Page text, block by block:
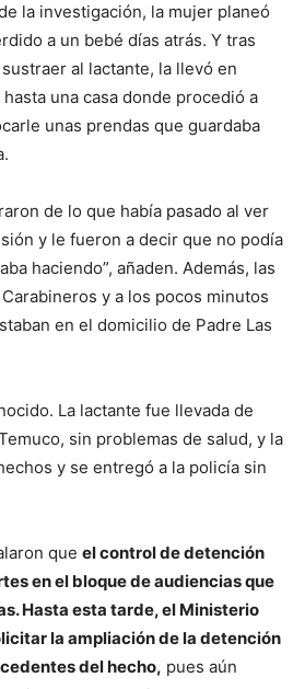
la investigación, la mujer planeó
a un bebé días atrás. Y tras
al lactante, la llevó en
una casa donde procedió a
unas prendas que guardaba
de lo que había pasado al ver
y le fueron a decir que no podía
haciendo”, añaden. Además, las
y a los pocos minutos
en el domicilio de Padre Las
La lactante fue llevada de
sin problemas de salud, y la
y se entregó a la policía sin
que el control de detención
en el bloque de audiencias que
Hasta esta tarde, el Ministerio
la ampliación de la detención
del hecho, pues aún